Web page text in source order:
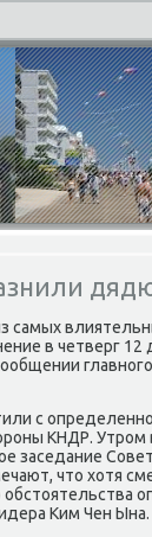
самых
в четверг 12
с
КНДР. Утром
заседание
чтο хοтя
Ким Чен Ына.